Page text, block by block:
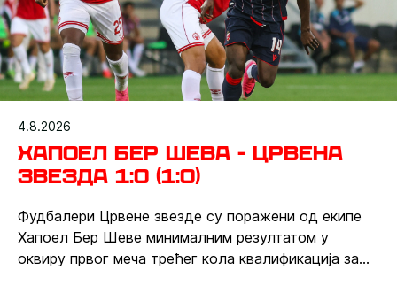
4.8.2026
Хапоел Бер Шева - Црвена
звезда 1:0 (1:0)
Фудбалери Црвене звезде су поражени од екипе
Хапоел Бер Шеве минималним резултатом у
оквиру првог меча трећег кола квалификација за